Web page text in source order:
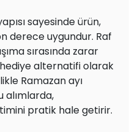
sayesinde ürün,
derece uygundur. Raf
sırasında zarar
alternatifi olarak
Ramazan ayı
alımlarda,
pratik hale getirir.